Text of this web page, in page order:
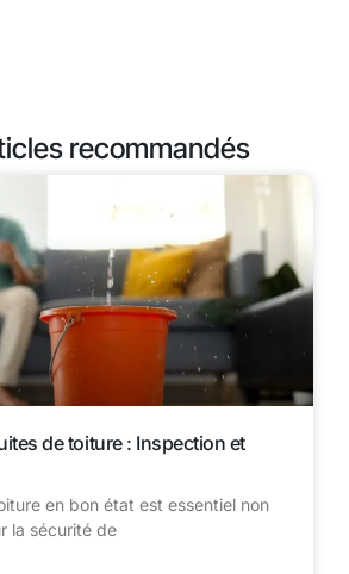
recommandés
de toiture : Inspection et
en bon état est essentiel non
la sécurité de